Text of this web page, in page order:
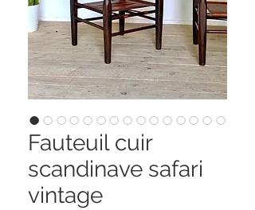
Fauteuil cuir
scandinave safari
vintage